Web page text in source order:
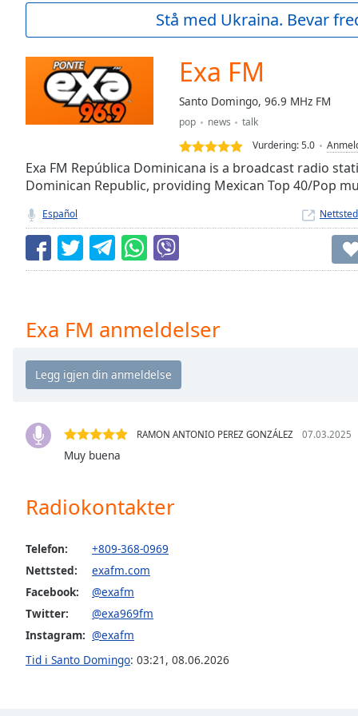
Current
Duration-:-
:
Stream
Seek to
currently
LIVE
Remaining
Rate
Chapters
Chapters
Descriptions
descriptions
subtitles
settings
opens
settings
dialog
subtitles
Stå med Ukraina. Bevar
Exa FM
Santo Domingo, 96.9 MHz FM
pop news
talk
Vurdering:5.0
Exa FM República Dominicana is a broadcast radio
Dominican Republic, providing Mexican Top 40/Pop
Español Nettsted
Exa FM anmeldelser
RAMON ANTONIO PEREZ GONZÁLEZ 07.03.2025
Muy buena
Radiokontakter
Telefon:
+809-368-0969
Nettsted:
exafm.com
Facebook:
@exafm
Twitter:
@exa969fm
Instagram: @exafm
Tid i Santo Domingo: 03:21 , 08.06.2026